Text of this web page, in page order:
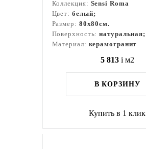
Коллекция: Sensi Roma
Цвет: белый;
Размер: 80x80см.
Поверхность:натуральная;
Материал: керамогранит
5 813 i м2
В КОРЗИНУ
Купить в 1 клик